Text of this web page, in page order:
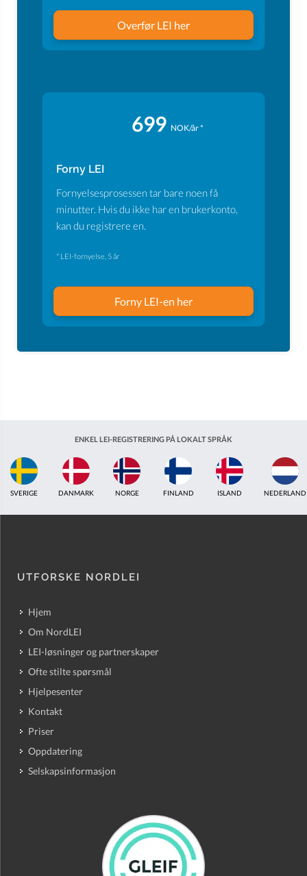
Overfør LEI her
699 NOK/år *
Forny LEI
Fornyelsesprosessen tar bare noen få
minutter. Hvis du ikke har en brukerkonto,
kan du registrere en.
* LEI-fornyelse, 5 år
Forny LEI-en her
ENKEL LEI-REGISTRERING PÅ LOKALT SPRÅK
ISLAND NEDERLAND STORBRITANNIA INDIA ESTLAND
UTFORSKE NORDLEI
Hjem
Om NordLEI
LEI-løsninger og partnerskaper
Ofte stilte spørsmål
Hjelpesenter
Kontakt
Priser
Oppdatering
Selskapsinformasjon